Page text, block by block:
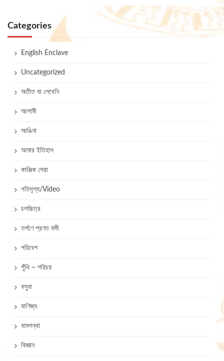
Categories
English Enclave
Uncategorized
অতীত যা লেখেনি
আগামী
আঙিনা
আমার ইতিহাস
কাঞ্জিক সেরা
গতিদৃশ্য/Video
চলচ্চিত্র
তর্পণে প্রণত মসী
পরিবেশ
পুঁথি – পরিচয়
বসুধা
বাণিজ্য
বামপন্থা
বিজ্ঞান